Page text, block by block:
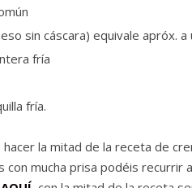
sin cáscara) equivale apróx. a
fría
fría.
hacer la mitad de la receta de
con mucha prisa podéis recurrir